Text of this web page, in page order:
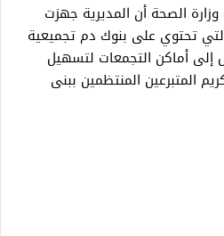
الصحة أن المديرية جهزت
تحتوي على بنوك دم تجميعية
إلى أماكن التجمعات لتسهيل
المتبرعين المنتظمين ببنى